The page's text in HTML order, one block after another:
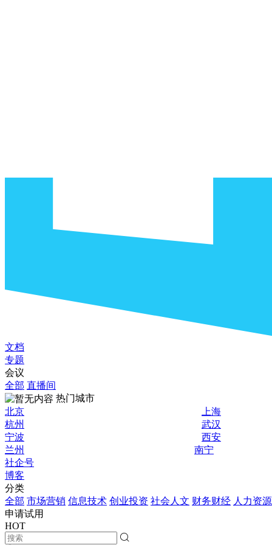
文档
专题
会议
全部 直播间
热门城市
北京
上海
杭州
武汉
宁波
西安
兰州
南宁
社企号
博客
分类
全部 市场营销 信息技术 创业投资 社会人文 财务财经 人力资源
申请试用
HOT